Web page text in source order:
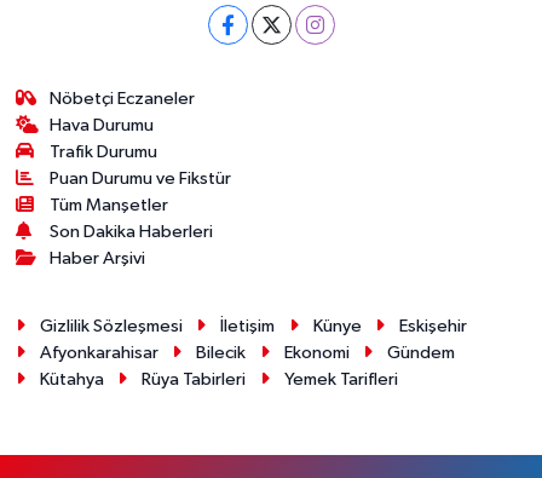
Nöbetçi Eczaneler
Hava Durumu
Trafik Durumu
Puan Durumu ve Fikstür
Tüm Manşetler
Son Dakika Haberleri
Haber Arşivi
Gizlilik Sözleşmesi İletişim Künye
Eskişehir
Afyonkarahisar
Bilecik Ekonomi
Gündem
Kütahya
Rüya Tabirleri Yemek Tarifleri